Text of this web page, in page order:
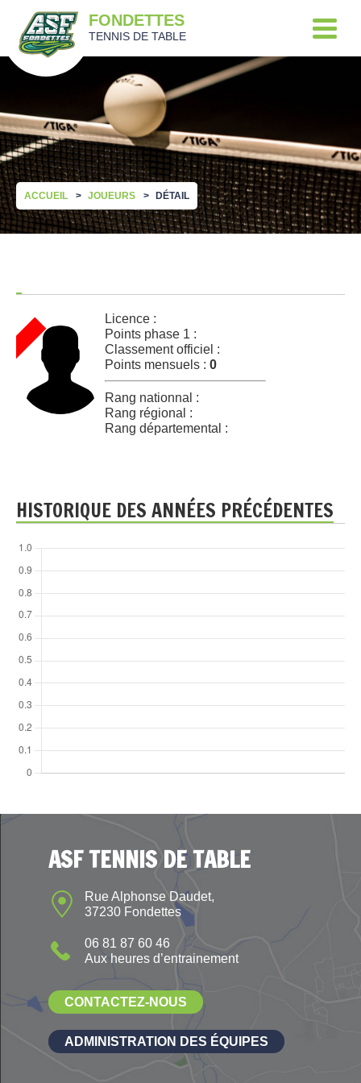
FONDETTES
TENNIS DE TABLE
ACCUEIL JOUEURS DÉTAIL
Licence :
Points phase 1 :
Classement officiel :
Points mensuels : 0
Rang nationnal :
Rang régional :
Rang départemental :
HISTORIQUE DES ANNÉES PRÉCÉDENTES
ASF TENNIS DE TABLE
Rue Alphonse Daudet,
37230 Fondettes
06 81 87 60 46
Aux heures d’entrainement
CONTACTEZ-NOUS
ADMINISTRATION DES ÉQUIPES